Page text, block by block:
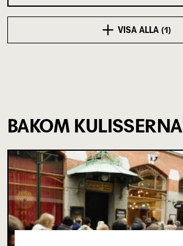
VISA ALLA (1)
BAKOM KULISSERNA